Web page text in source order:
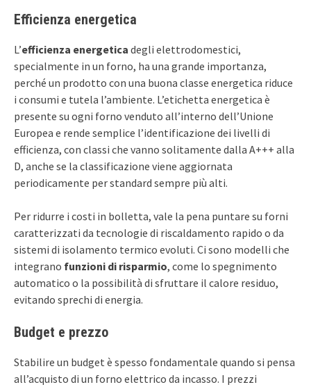
Efficienza energetica
L’efficienza energetica degli elettrodomestici,
specialmente in un forno, ha una grande importanza,
perché un prodotto con una buona classe energetica riduce
i consumi e tutela l’ambiente. L’etichetta energetica è
presente su ogni forno venduto all’interno dell’Unione
Europea e rende semplice l’identificazione dei livelli di
efficienza, con classi che vanno solitamente dalla A+++ alla
D, anche se la classificazione viene aggiornata
periodicamente per standard sempre più alti.
Per ridurre i costi in bolletta, vale la pena puntare su forni
caratterizzati da tecnologie di riscaldamento rapido o da
sistemi di isolamento termico evoluti. Ci sono modelli che
integrano funzioni di risparmio, come lo spegnimento
automatico o la possibilità di sfruttare il calore residuo,
evitando sprechi di energia.
Budget e prezzo
Stabilire un budget è spesso fondamentale quando si pensa
all’acquisto di un forno elettrico da incasso. I prezzi